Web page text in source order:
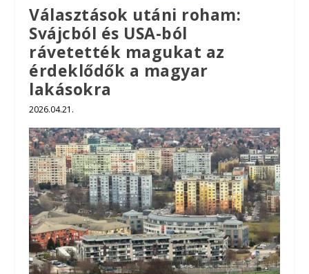
Választások utáni roham:
Svájcból és USA-ból
rávetették magukat az
érdeklődők a magyar
lakásokra
2026.04.21.